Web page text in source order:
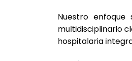
Nuestro
multidisciplinario
hospitalaria